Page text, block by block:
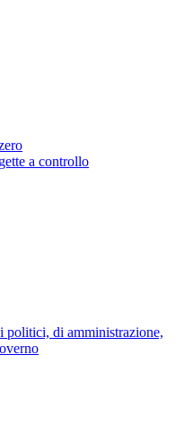
a controllo
politici, di amministrazione,